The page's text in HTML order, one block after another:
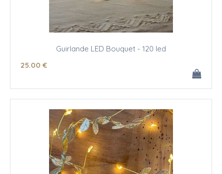
Guirlande LED Bouquet - 120 led
25.00 €